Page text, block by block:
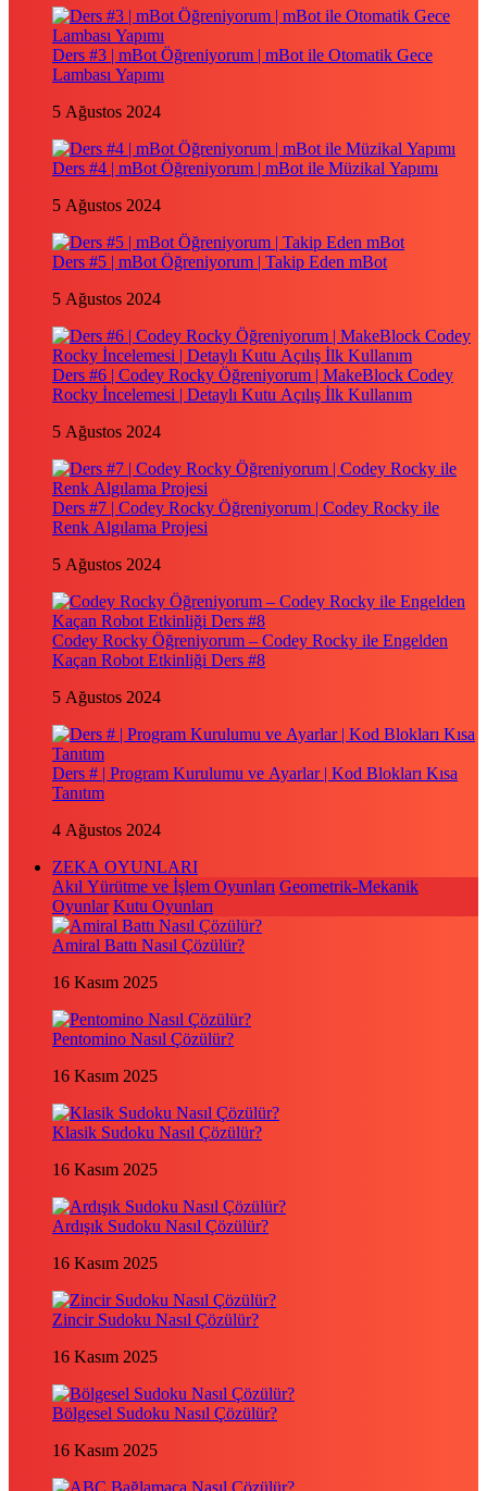
Ders #3 | mBot Öğreniyorum | mBot ile Otomatik Gece
Lambası Yapımı
5 Ağustos 2024
Ders #4 | mBot Öğreniyorum | mBot ile Müzikal Yapımı
5 Ağustos 2024
Ders #5 | mBot Öğreniyorum | Takip Eden mBot
5 Ağustos 2024
Ders #6 | Codey Rocky Öğreniyorum | MakeBlock Codey
Rocky İncelemesi | Detaylı Kutu Açılış İlk Kullanım
5 Ağustos 2024
Ders #7 | Codey Rocky Öğreniyorum | Codey Rocky ile
Renk Algılama Projesi
5 Ağustos 2024
Codey Rocky Öğreniyorum – Codey Rocky ile Engelden
Kaçan Robot Etkinliği Ders #8
5 Ağustos 2024
Ders # | Program Kurulumu ve Ayarlar | Kod Blokları Kısa
Tanıtım
4 Ağustos 2024
ZEKA OYUNLARI
Akıl Yürütme ve İşlem Oyunları Geometrik-Mekanik
Oyunlar Kutu Oyunları
Amiral Battı Nasıl Çözülür?
16 Kasım 2025
Pentomino Nasıl Çözülür?
16 Kasım 2025
Klasik Sudoku Nasıl Çözülür?
16 Kasım 2025
Ardışık Sudoku Nasıl Çözülür?
16 Kasım 2025
Zincir Sudoku Nasıl Çözülür?
16 Kasım 2025
Bölgesel Sudoku Nasıl Çözülür?
16 Kasım 2025